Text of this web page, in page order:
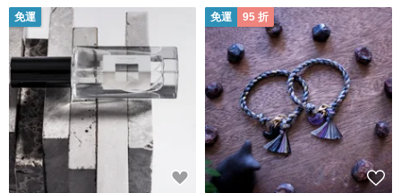
免運 免運 95 折